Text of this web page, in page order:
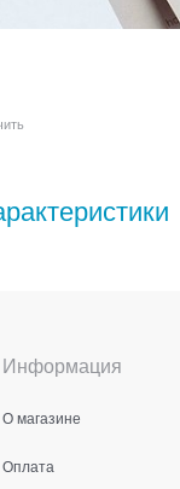
Информация
О магазине
Оплата